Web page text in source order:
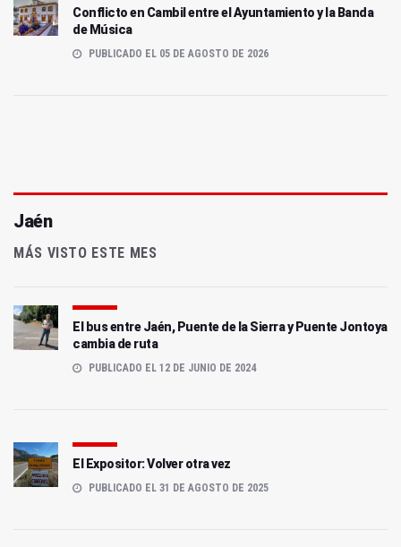
Conflicto en Cambil entre el Ayuntamiento y la Banda
de Música
PUBLICADO EL 05 DE AGOSTO DE 2026
Jaén
MÁS VISTO ESTE MES
El bus entre Jaén, Puente de la Sierra y Puente Jontoya
cambia de ruta
PUBLICADO EL 12 DE JUNIO DE 2024
El Expositor: Volver otra vez
PUBLICADO EL 31 DE AGOSTO DE 2025